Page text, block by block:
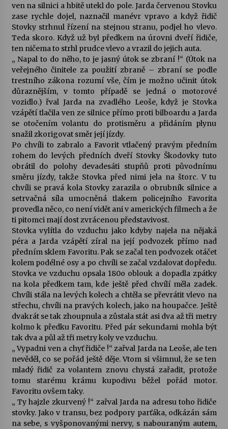
ven na silnici a hbitě utekl do pole. Jarda červenou Stovku
zase rychle dojel, naznačil manévr vpravo a když řidič
Stovky strhnul řízení na stejnou stranu, podjel ho vlevo.
Teda skoro. Když už byl předkem na úrovni dveří řidiče,
ten ničema to strhl prudce vlevo a vrazil do jejich auta.
„ Napal to do něho, to je jasný útok se zbraní !“ (Útok na
veřejného činitele za použití zbraně – zbraní se podle
trestního zákona rozumí vše, čím je možno učinit útok
důraznějším, v tomto případě se jedná o motorové
vozidlo.) řval Jarda na zvadlého Leoše, když je Stovka
vzápětí tlačila ven ze silnice přímo proti bilboardu a Jarda
se otočením volantu do protisměru a přidáním plynu
snažil zkorigovat směr její jízdy.
Po chvíli to zabralo a Favorit vtlačený pravým předním
rohem do levých předních dveří Stovky Škodovky tuto
obrátil do polohy devadesáti stupňů proti původnímu
směru jízdy, takže Stovka před nimi jela na štorc. V tu
chvíli se pravá kola Stovky zarazila o obrubník silnice a
setrvačná síla umocněná tlakem policejního Favorita
provedla něco, co není vidět ani v amerických filmech a že
ti pitomci mají dost zvrácenou představivost.
Stovka vylítla do vzduchu jako kdyby najela na nějaká
péra a Jarda vzápětí zíral na její podvozek přímo nad
předním sklem Favoritu. Pak se začal ten podvozek otáčet
kolem podélné osy a po chvíli se začal vzdalovat dopředu.
Stovka ve vzduchu opsala 180o oblouk a dopadla zpátky
na kola předkem tam, kde ještě před chvílí měla zadek.
Chvíli stála na levých kolech a chtěla se převrátit vlevo na
střechu, chvíli na pravých kolech, jako na houpačce. Ještě
dvakrát se tak zhoupnula a zůstala stát asi dva až tři metry
kolmo k předku Favoritu. Před pár sekundami mohla být
tak dva a půl až tři metry koly ve vzduchu.
„ Vypadni ven a chyť řidiče !“ zařval Jarda na Leoše, ale ten
nevěděl, co se pořád ještě děje. Vtom si všimnul, že se ten
mladý řidič za volantem znovu chystá zařadit, protože
tomu starému krámu kupodivu běžel pořád motor.
Favoritu ovšem taky.
„ Ty hajzle zkurvený !“ zařval Jarda na adresu toho řidiče
stovky. Jako v transu, bez podpory parťáka, odkázán sám
na sebe, s vyšponovanými nervy, s nabouraným autem,